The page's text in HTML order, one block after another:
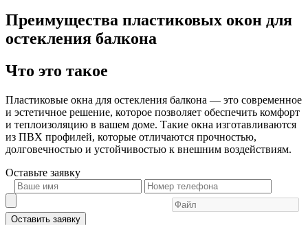
Преимущества пластиковых окон для
остекления балкона
Что это такое
Пластиковые окна для остекления балкона — это современное
и эстетичное решение, которое позволяет обеспечить комфорт
и теплоизоляцию в вашем доме. Такие окна изготавливаются
из ПВХ профилей, которые отличаются прочностью,
долговечностью и устойчивостью к внешним воздействиям.
Оставьте заявку
Оставить заявку